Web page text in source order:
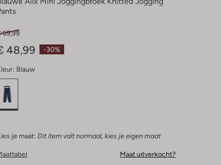
-30%
69,99
48,99
Blauw
je maat: Dit item valt normaal, kies je eigen maat
Maat uitverkocht?